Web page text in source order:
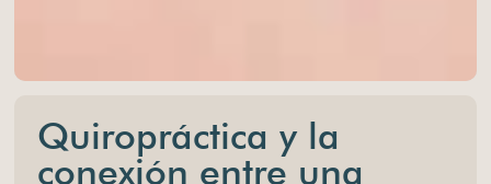
Quiropráctica y la
conexión entre una